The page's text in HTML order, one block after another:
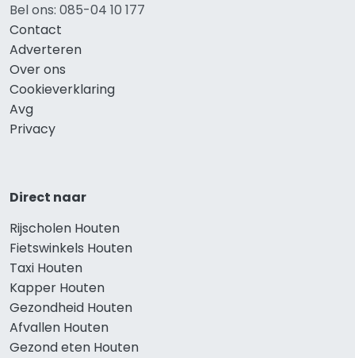
Bel ons: 085-04 10 177
Contact
Adverteren
Over ons
Cookieverklaring
Avg
Privacy
Direct naar
Rijscholen Houten
Fietswinkels Houten
Taxi Houten
Kapper Houten
Gezondheid Houten
Afvallen Houten
Gezond eten Houten